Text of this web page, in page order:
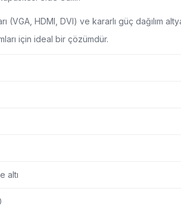
HDMI, DVI) ve kararlı güç dağılım
için ideal bir çözümdür.
altı